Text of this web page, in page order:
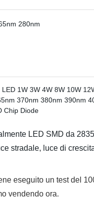
LED SMD da
stradale, luce di
eseguito un test del
vendendo ora.